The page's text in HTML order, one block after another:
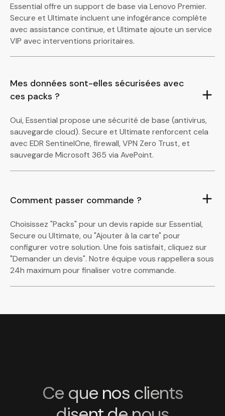
Essential offre un support de base via Lenovo Premier.
Secure et Ultimate incluent une infogérance complète
avec assistance continue, et Ultimate ajoute un service
VIP avec interventions prioritaires.
Mes données sont-elles sécurisées avec
ces packs ?
Oui, Essential propose une sécurité de base (antivirus,
sauvegarde cloud). Secure et Ultimate renforcent cela
avec EDR SentinelOne, firewall, VPN Zero Trust, et
sauvegarde Microsoft 365 via AvePoint.
Comment passer commande ?
Choisissez "Packs" pour un devis rapide sur Essential,
Secure ou Ultimate, ou "Ajouter à la carte" pour
configurer votre solution. Une fois satisfait, cliquez sur
"Demander un devis". Notre équipe vous rappellera sous
24h maximum pour finaliser votre commande.
Ce que nos clients